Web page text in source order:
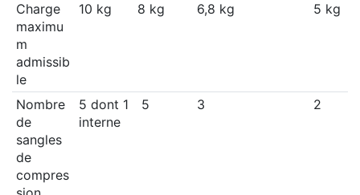
Charge
maximu
m
admissib
le
10 kg 8 kg 6,8 kg 5 kg
Nombre
de
sangles
de
compres
5 dont 1
interne
5 3 2